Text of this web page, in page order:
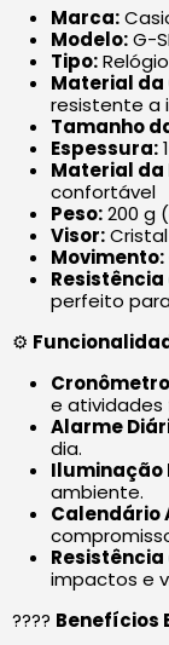
Marca:
Modelo:G-
Tipo:
Material da
resistente a
Tamanho
Espessura:
Material da
confortável
Peso:200 g
Visor:
Movimento:
perfeito
⚙️
e atividades
Alarme
dia.
Iluminação
ambiente.
Calendário
impactos e
???? Benefícios